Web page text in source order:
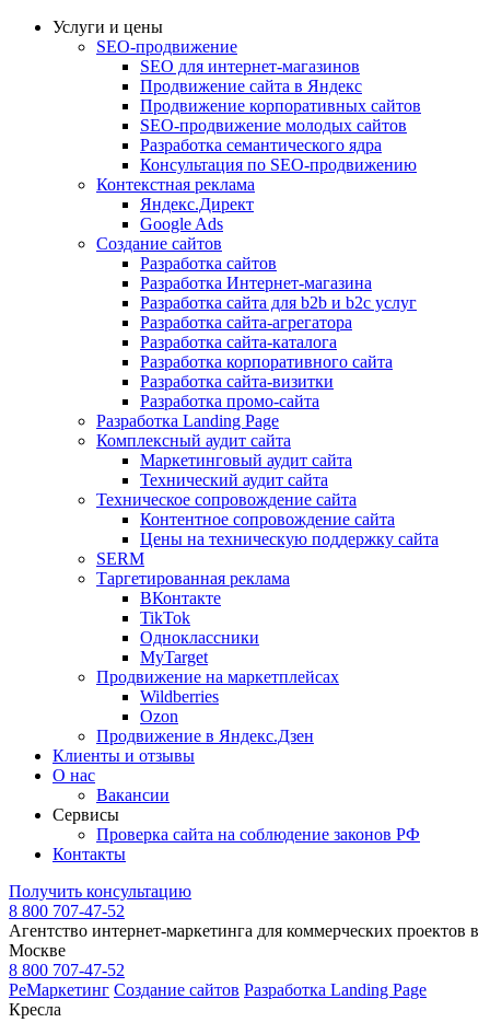
Услуги и цены
SEO-продвижение
SEO для интернет-магазинов
Продвижение сайта в Яндекс
Продвижение корпоративных сайтов
SEO-продвижение молодых сайтов
Разработка семантического ядра
Консультация по SEO-продвижению
Контекстная реклама
Яндекс.Директ
Google Ads
Создание сайтов
Разработка сайтов
Разработка Интернет-магазина
Разработка сайта для b2b и b2c услуг
Разработка сайта-агрегатора
Разработка сайта-каталога
Разработка корпоративного сайта
Разработка сайта-визитки
Разработка промо-сайта
Разработка Landing Page
Комплексный аудит сайта
Маркетинговый аудит сайта
Технический аудит сайта
Техническое сопровождение сайта
Контентное сопровождение сайта
Цены на техническую поддержку сайта
SERM
Таргетированная реклама
ВКонтакте
TikTok
Одноклассники
MyTarget
Продвижение на маркетплейсах
Wildberries
Ozon
Продвижение в Яндекс.Дзен
Клиенты и отзывы
О нас
Вакансии
Сервисы
Проверка сайта на соблюдение законов РФ
Контакты
Получить консультацию
8 800 707-47-52
Агентство интернет-маркетинга для коммерческих проектов в
Москве
8 800 707-47-52
РеМаркетинг Создание сайтов Разработка Landing Page
Кресла